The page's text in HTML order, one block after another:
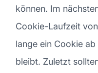
können. Im
Cookie-Laufzeit
lange ein Cookie
bleibt. Zuletzt